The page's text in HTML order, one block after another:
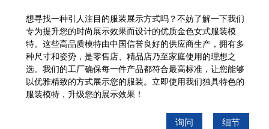
想寻找一种引人注目的服装展示方式吗？不妨了解一下我们
专为提升您的时尚展示效果而设计的优质金色女式服装模
特。这些高品质模特由中国信誉良好的供应商生产，拥有多
种尺寸和姿势，是零售店、精品店乃至家庭使用的理想之
选。我们的工厂确保每一件产品都符合最高标准，让您能够
以优雅精致的方式展示您的服装。立即使用我们独具特色的
服装模特，升级您的展示效果！
询问 细节